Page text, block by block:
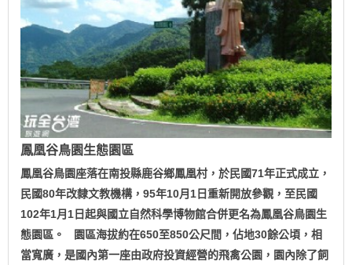
鳳凰谷鳥園生態園區
鳳凰谷鳥園座落在南投縣鹿谷鄉鳳凰村，於民國71年正式成立，
民國80年改隸文教機構，95年10月1日重新開放參觀，至民國
102年1月1日起與國立自然科學博物館合併更名為鳳凰谷鳥園生
態園區。 園區海拔約在650至850公尺間，佔地30餘公頃，相
當寬廣，是國內第一座由政府投資經營的飛禽公園，園內除了飼